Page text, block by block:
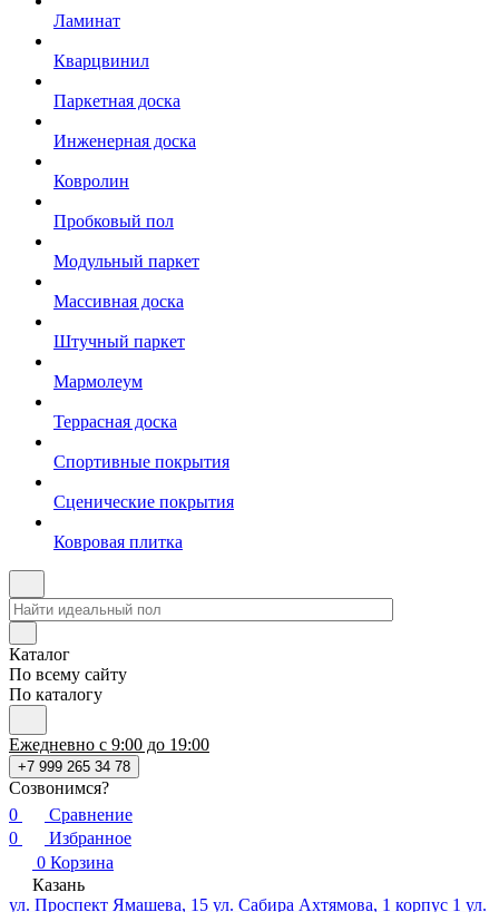
Ламинат
Кварцвинил
Паркетная доска
Инженерная доска
Ковролин
Пробковый пол
Модульный паркет
Массивная доска
Штучный паркет
Мармолеум
Террасная доска
Спортивные покрытия
Сценические покрытия
Ковровая плитка
Каталог
По всему сайту
По каталогу
Ежедневно с 9:00 до 19:00
+7 999 265 34 78
Созвонимся?
0
Сравнение
0
Избранное
0 Корзина
Казань
ул. Проспект Ямашева, 15 ул. Сабира Ахтямова, 1 корпус 1 ул.